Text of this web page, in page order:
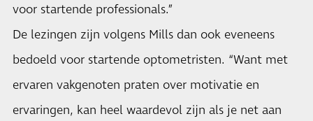
voor startende professionals.”
De lezingen zijn volgens Mills dan ook eveneens
bedoeld voor startende optometristen. “Want met
ervaren vakgenoten praten over motivatie en
ervaringen, kan heel waardevol zijn als je net aan